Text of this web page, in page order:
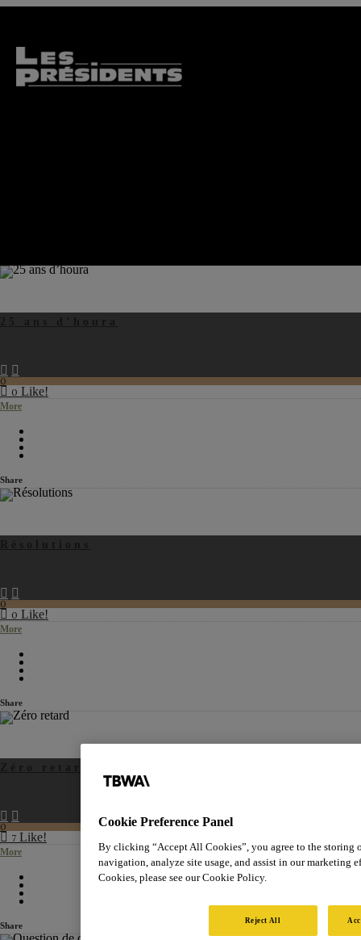
0
0 Like!
More
Share
0
0 Like!
More
Share
0
7 Like!
More
Share
Cookie Preference Panel
By clicking “Accept All Cookies”, you agree to the storing
navigation, analyze site usage, and assist in our marketing
Cookies, please see our Cookie Policy.
Reject All